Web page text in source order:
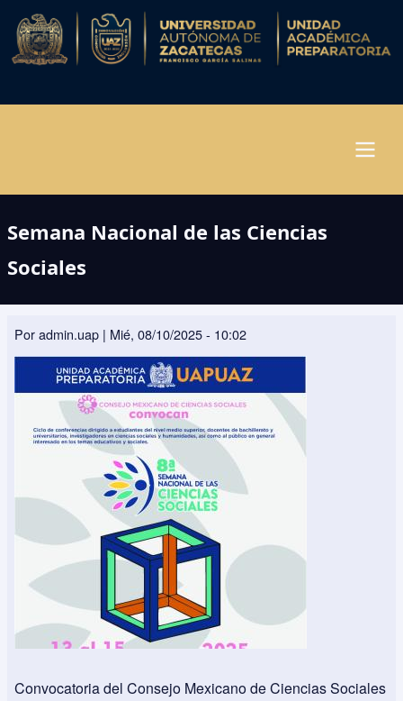
Pasar
contenido
principal
Semana Nacional de las Ciencias
Sociales
Poradmin.uap | Mié, 08/10/2025 - 10:02
Convocatoria del Consejo Mexicano de Ciencias Sociales